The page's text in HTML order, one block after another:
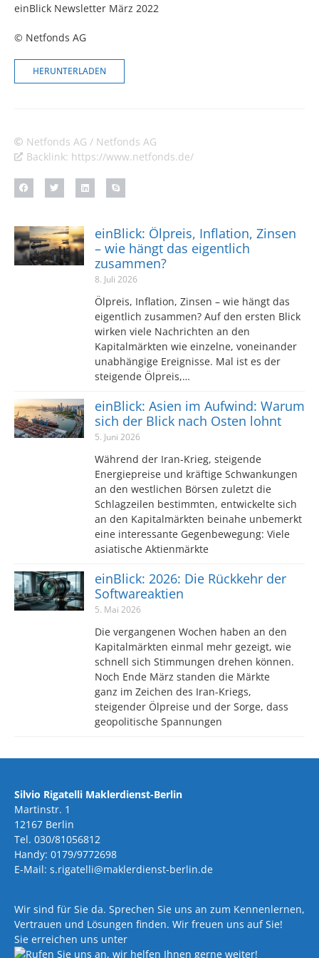
einBlick Newsletter März 2022
© Netfonds AG
HERUNTERLADEN
Netfonds AG / Netfonds AG
Backlink: https://www.netfonds.de/
einBlick: Ölpreis, Inflation, Zinsen
– wie hängt das eigentlich
zusammen?
8. Juli 2026
Ölpreis, Inflation, Zinsen – wie hängt das
eigentlich zusammen? Auf den ersten Blick
wirken viele Nachrichten an den
Kapitalmärkten wie einzelne, voneinander
unabhängige Ereignisse. Mal ist es der
steigende Ölpreis,…
einBlick: Asien im Aufwind: Warum
sich der Blick nach Osten lohnt
5. Juni 2026
Während der Iran-Krieg, steigende
Energiepreise und kräftige Schwankungen
an den westlichen Börsen zuletzt die
Schlagzeilen bestimmten, entwickelte sich
an den Kapitalmärkten beinahe unbemerkt
eine interessante Gegenbewegung: Viele
asiatische Aktienmärkte
einBlick: 2026: Die Rückkehr der
Softwareaktien
5. Mai 2026
Die vergangenen Wochen haben an den
Kapitalmärkten einmal mehr gezeigt, wie
schnell sich Stimmungen drehen können.
Noch Ende März standen die Märkte
ganz im Zeichen des Iran-Kriegs,
steigender Ölpreise und der Sorge, dass
geopolitische Spannungen
Silvio Rigatelli Maklerdienst-Berlin
Martinstr. 1
12167 Berlin
Tel. 030/81056812
Handy: 0179/9772698
E-Mail: s.rigatelli@maklerdienst-berlin.de
Wir sind für Sie da. Sprechen Sie uns an zum Kennenlernen,
Vertrauen und Lösungen finden. Wir freuen uns auf Sie!
Sie erreichen uns unter